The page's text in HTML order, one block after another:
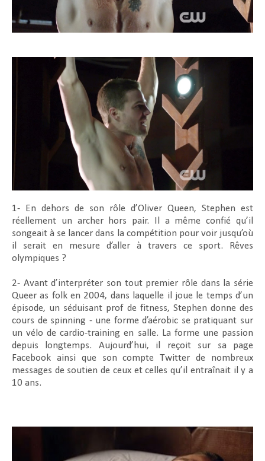
1- En dehors de son rôle d’Oliver Queen, Stephen est
réellement un archer hors pair. Il a même confié qu’il
songeait à se lancer dans la compétition pour voir jusqu’où
il serait en mesure d’aller à travers ce sport. Rêves
olympiques ?
2- Avant d’interpréter son tout premier rôle dans la série
Queer as folk en 2004, dans laquelle il joue le temps d’un
épisode, un séduisant prof de fitness, Stephen donne des
cours de spinning - une forme d’aérobic se pratiquant sur
un vélo de cardio-training en salle. La forme une passion
depuis longtemps. Aujourd’hui, il reçoit sur sa page
Facebook ainsi que son compte Twitter de nombreux
messages de soutien de ceux et celles qu’il entraînait il y a
10 ans.